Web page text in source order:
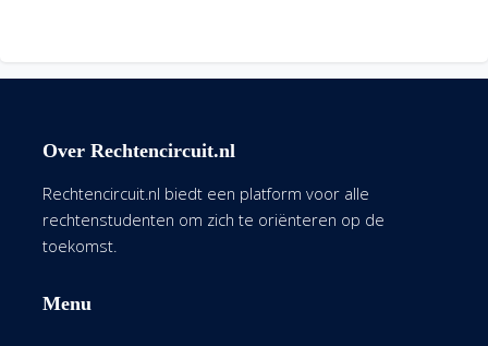
Over Rechtencircuit.nl
Rechtencircuit.nl biedt een platform voor alle
rechtenstudenten om zich te oriënteren op de
toekomst.
Menu